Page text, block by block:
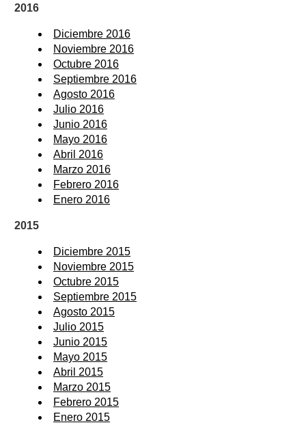
2016
Diciembre 2016
Noviembre 2016
Octubre 2016
Septiembre 2016
Agosto 2016
Julio 2016
Junio 2016
Mayo 2016
Abril 2016
Marzo 2016
Febrero 2016
Enero 2016
2015
Diciembre 2015
Noviembre 2015
Octubre 2015
Septiembre 2015
Agosto 2015
Julio 2015
Junio 2015
Mayo 2015
Abril 2015
Marzo 2015
Febrero 2015
Enero 2015